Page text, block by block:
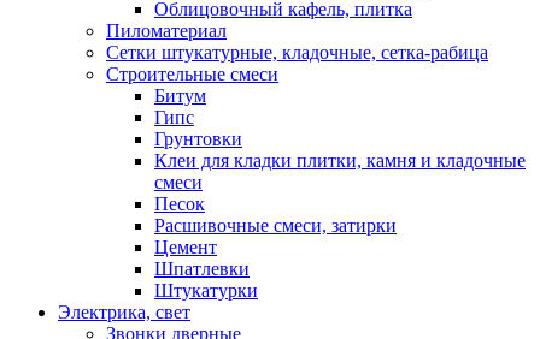
Облицовочный кафель, плитка
Пиломатериал
Сетки штукатурные, кладочные, сетка-рабица
Строительные смеси
Битум
Гипс
Грунтовки
Клеи для кладки плитки, камня и кладочные
смеси
Песок
Расшивочные смеси, затирки
Цемент
Шпатлевки
Штукатурки
Электрика, свет
Звонки дверные